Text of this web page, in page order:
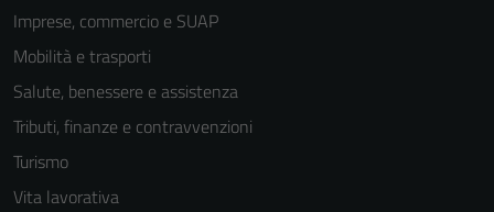
Imprese, commercio e SUAP
Mobilità e trasporti
Salute, benessere e assistenza
Tributi, finanze e contravvenzioni
Turismo
Vita lavorativa